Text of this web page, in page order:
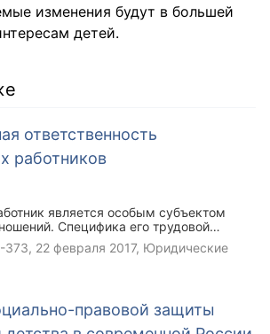
изменения будут в большей
детей.
ответственность
работников
является особым субъектом
Специфика его трудовой
свой отпечаток и на тех
он может понести дисциплинарную
данной статье рассмотрена
дисциплинарным взысканием.
373, 22 февраля 2017, Юридические
правовой защиты